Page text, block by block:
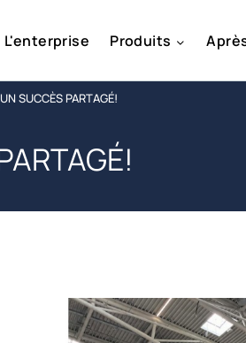
L'enterprise Produits
SUCCÈS PARTAGÉ!